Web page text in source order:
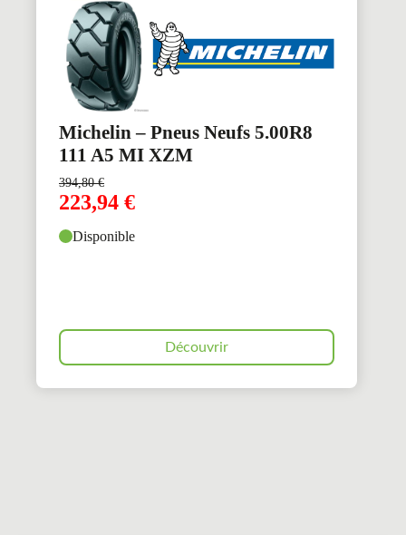
Michelin – Pneus Neufs 5.00R8
111 A5 MI XZM
394,80€
223,94 €
Disponible
Découvrir